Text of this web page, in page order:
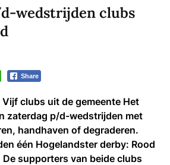
wedstrijden clubs
Share
Vijf clubs uit de gemeente Het
zaterdag p/d-wedstrijden met
handhaven of degraderen.
één Hogelandster derby: Rood
De supporters van beide clubs